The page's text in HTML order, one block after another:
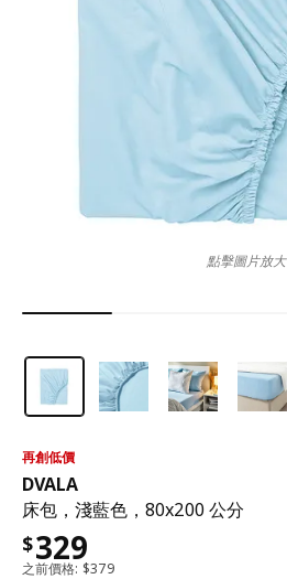
再創低價
DVALA
床包，淺藍色，80x200 公分
$329
之前價格: $379
點擊圖片放大